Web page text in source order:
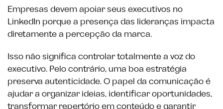
Empresas devem apoiar seus executivos no
LinkedIn porque a presença das lideranças impacta
diretamente a percepção da marca.
Isso não significa controlar totalmente a voz do
executivo. Pelo contrário, uma boa estratégia
preserva autenticidade. O papel da comunicação é
ajudar a organizar ideias, identificar oportunidades,
transformar repertório em conteúdo e garantir